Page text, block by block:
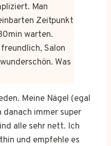
Man
Zeitpunkt
warten.
Salon
Was
Meine Nägel (egal
danach immer super
alle sehr nett. Ich
und empfehle es